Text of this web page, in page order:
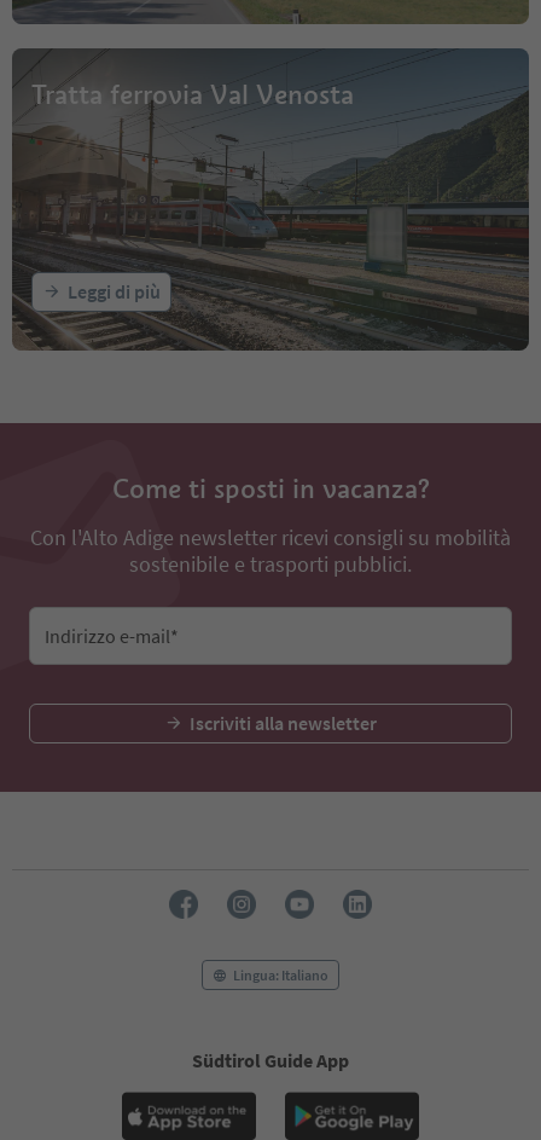
Tratta ferrovia Val Venosta
Leggi di più
Come ti sposti in vacanza?
Con l'Alto Adige newsletter ricevi consigli su mobilità
sostenibile e trasporti pubblici.
Indirizzo e-mail*
Iscriviti alla newsletter
Lingua: Italiano
Südtirol Guide App